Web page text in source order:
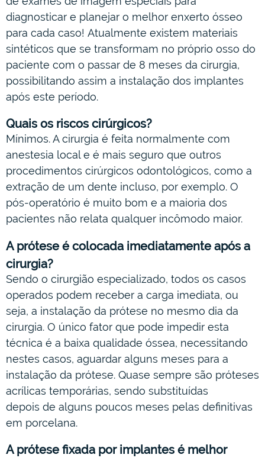
diagnosticar e planejar o melhor enxerto ósseo
para cada caso! Atualmente existem materiais
sintéticos que se transformam no próprio osso do
paciente com o passar de 8 meses da cirurgia,
possibilitando assim a instalação dos implantes
após este período.
Quais os riscos cirúrgicos?
Mínimos. A cirurgia é feita normalmente com
anestesia local e é mais seguro que outros
procedimentos cirúrgicos odontológicos, como a
extração de um dente incluso, por exemplo. O
pós-operatório é muito bom e a maioria dos
pacientes não relata qualquer incômodo maior.
A prótese é colocada imediatamente após a
cirurgia?
Sendo o cirurgião especializado, todos os casos
operados podem receber a carga imediata, ou
seja, a instalação da prótese no mesmo dia da
cirurgia. O único fator que pode impedir esta
técnica é a baixa qualidade óssea, necessitando
nestes casos, aguardar alguns meses para a
instalação da prótese. Quase sempre são próteses
acrílicas temporárias, sendo substituídas
depois de alguns poucos meses pelas definitivas
em porcelana.
A prótese fixada por implantes é melhor